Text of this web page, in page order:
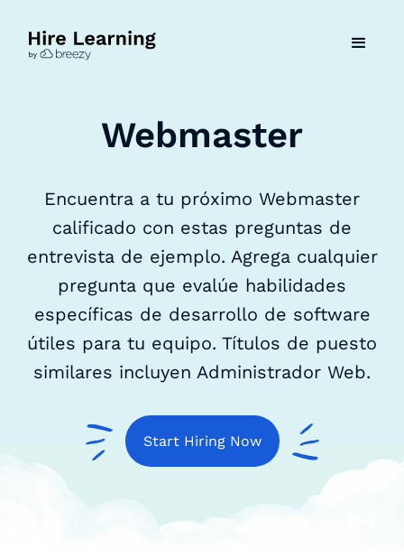
Webmaster
Encuentra a tu próximo Webmaster
calificado con estas preguntas de
entrevista de ejemplo. Agrega cualquier
pregunta que evalúe habilidades
específicas de desarrollo de software
útiles para tu equipo. Títulos de puesto
similares incluyen Administrador Web.
Start Hiring Now